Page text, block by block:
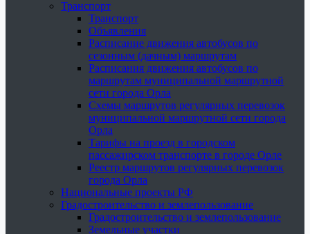
Транспорт
Транспорт
Объявления
Расписание движения автобусов по
сезонным (дачным) маршрутам
Расписания движения автобусов по
маршрутам муниципальной маршрутной
сети города Орла
Схемы маршрутов регулярных перевозок
муниципальной маршрутной сети города
Орла
Тарифы на проезд в городском
пассажирском транспорте в городе Орле
Реестр маршрутов регулярных перевозок
города Орла
Национальные проекты РФ
Градостроительство и землепользование
Градостроительство и землепользование
Земельные участки